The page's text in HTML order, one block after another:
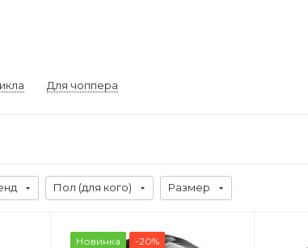
Для чоппера
Пол (для кого) Размер
Новинка -20%